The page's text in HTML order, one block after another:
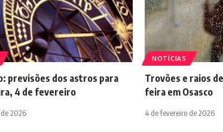
previsões dos astros para
4 de fevereiro
2026
NOTÍCIAS
Trovões e raios
feira em Osasco
4 de fevereiro de 2026